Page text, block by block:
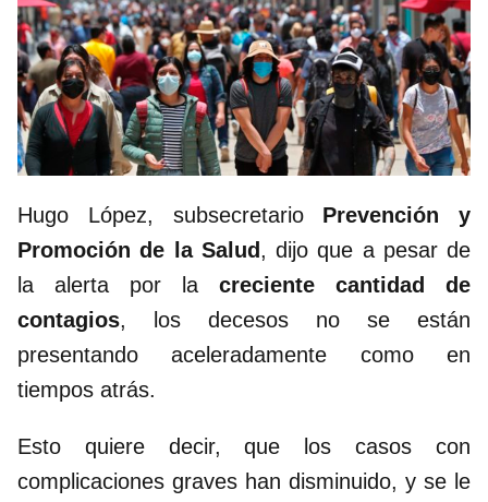
Hugo López, subsecretario Prevención y
Promoción de la Salud , dijo que a pesar de
la alerta por la creciente cantidad de
contagios, los decesos no se están
presentando aceleradamente como en
tiempos atrás.
Esto quiere decir, que los casos con
complicaciones graves han disminuido, y se le